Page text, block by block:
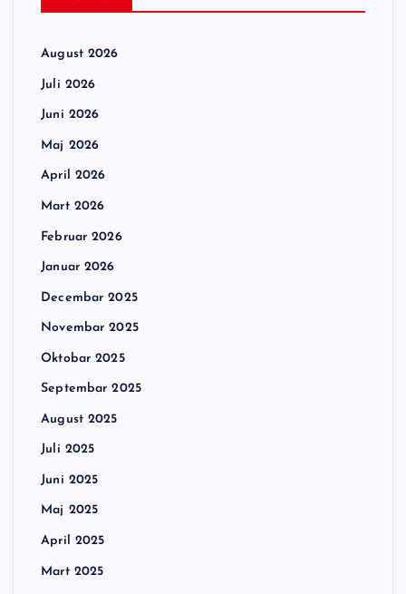
August 2026
Juli 2026
Juni 2026
Maj 2026
April 2026
Mart 2026
Februar 2026
Januar 2026
Decembar 2025
Novembar 2025
Oktobar 2025
Septembar 2025
August 2025
Juli 2025
Juni 2025
Maj 2025
April 2025
Mart 2025